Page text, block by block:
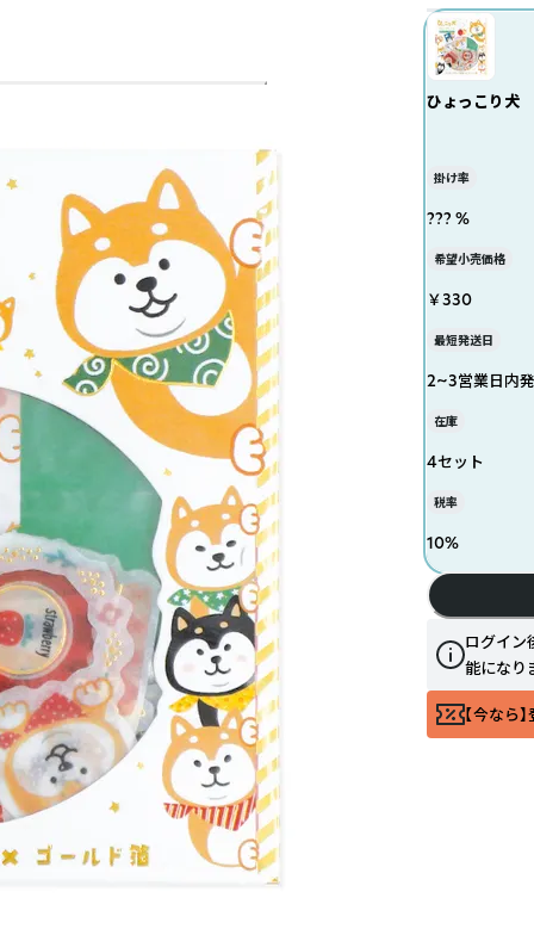
ひょっこり犬
掛け率
??? %
希望小売価格
￥330
最短発送日
2~3営業日内
在庫
4セット
税率
10%
ログイン
能になり
【今なら